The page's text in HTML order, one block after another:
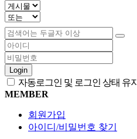
Login
자동로그인 및 로그인 상태 유지
MEMBER
회원가입
아이디/비밀번호 찾기